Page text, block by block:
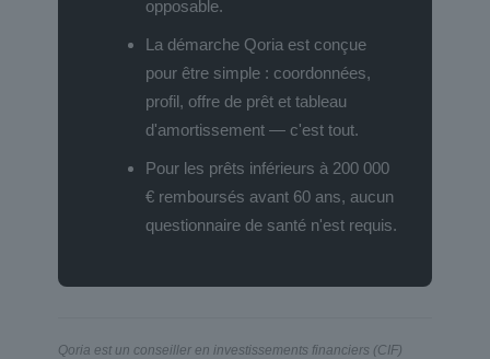
opposable.
La démarche Qoria est conçue
pour être simple : coordonnées,
profil, offre de prêt et tableau
d'amortissement — c'est tout.
Pour les prêts inférieurs à 200 000
€ remboursés avant 60 ans, aucun
questionnaire de santé n'est requis.
Qoria est un conseiller en investissements financiers (CIF)